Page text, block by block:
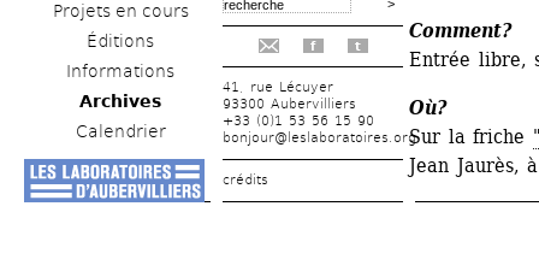
Projets en cours
Éditions
Informations
Archives
Calendrier
f t
41, rue Lécuyer
93300 Aubervilliers
+33 (0)1 53 56 15 90
bonjour@leslaboratoires.org
crédits
Comment?
Entrée libre,
Où?
Sur la friche
Jean Jaurès,